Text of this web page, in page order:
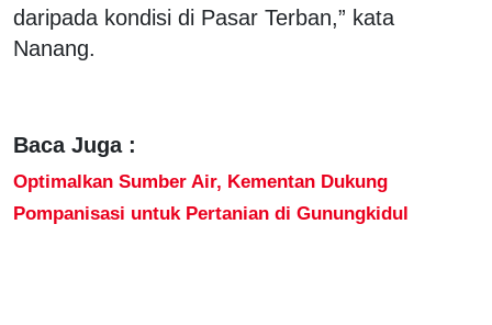
daripada kondisi di Pasar Terban,” kata
Nanang.
Baca Juga :
Optimalkan Sumber Air, Kementan Dukung
Pompanisasi untuk Pertanian di Gunungkidul